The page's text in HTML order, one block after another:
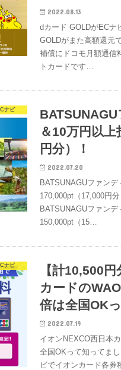
2022.08.13
dカード GOLDがECナ
GOLDがまた高額還元
補償にドコモ月額通信
トカードです…
ナビ
＆10万円以
円分）！
2022.07.20
BATSUNAGUファン
170,000pt（17,000円
BATSUNAGUファン
150,000pt（15…
ナビ
【計10,500
カードの
倍は全国OK
2022.07.19
イオンNEXCO西日本
全国OKって知ってま
ビでイオンカード各券